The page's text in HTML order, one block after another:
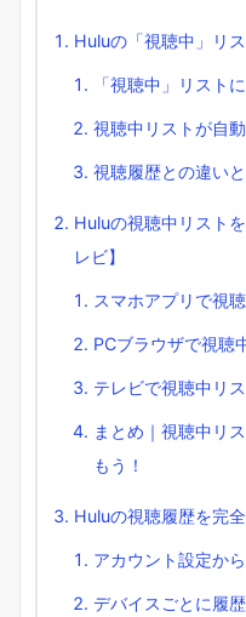
Huluの「視聴中」リ
「視聴中」リスト
視聴中リストが自
視聴履歴との違い
Huluの視聴中リスト
レビ】
スマホアプリで視
PCブラウザで視聴
テレビで視聴中リ
まとめ｜視聴中リ
もう！
Huluの視聴履歴を完
アカウント設定か
デバイスごとに履